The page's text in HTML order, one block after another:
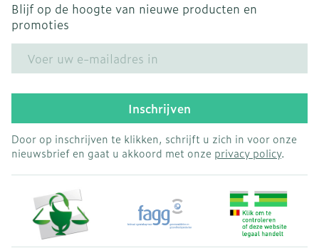
Blijf op de hoogte van nieuwe producten en
promoties
Inschrijven
Door op inschrijven te klikken, schrijft u zich in voor onze
nieuwsbrief en gaat u akkoord met onze privacy policy.